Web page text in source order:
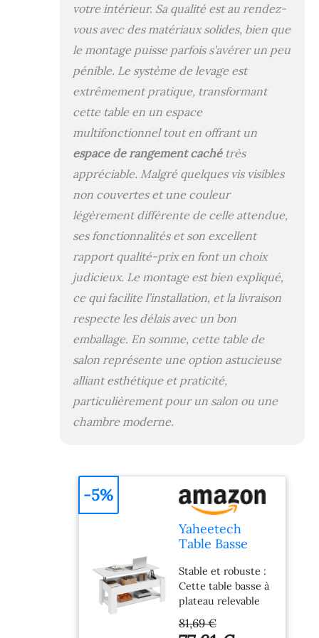
vous abaissez le
plateau supérieur.
On vous offre aussi
autocollants.
Étagère réglable en
cm de haut depuis
le sol, l’étagère
inférieure de cette
accueillir des
objets de
différentes tailles.
aspirateur robot
sous la table.
: Avec cette table
basse à plateau
relevable, vous
pencher en avant
pour travailler ou
pour dîner, assis
dans le canapé.
votre intérieur. Sa qualité est au rendez-
vous avec des matériaux solides, bien que
le montage puisse parfois s’avérer un peu
pénible. Le système de levage est
extrêmement pratique, transformant
cette table en un espace
multifonctionnel tout en offrant un
espace de rangement cachétrès
appréciable. Malgré quelques vis visibles
non couvertes et une couleur
légèrement différente de celle attendue,
ses fonctionnalités et son excellent
rapport qualité-prix en font un choix
judicieux. Le montage est bien expliqué,
ce qui facilite l’installation, et la livraison
respecte les délais avec un bon
emballage. En somme, cette table de
salon représente une option astucieuse
alliant esthétique et praticité,
particulièrement pour un salon ou une
chambre moderne.
Yaheetech
Table Basse
de Salon avec
Porte-Revues
Table de Salle à
Manger
Industrielle
Stable et robuste :
Cette table basse à
plateau relevable
est construite en
MDF classé E1 avec
81,69 €
-5%